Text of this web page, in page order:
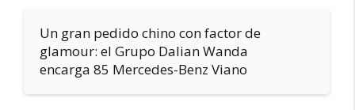
Un gran pedido chino con factor de
glamour: el Grupo Dalian Wanda
encarga 85 Mercedes-Benz Viano